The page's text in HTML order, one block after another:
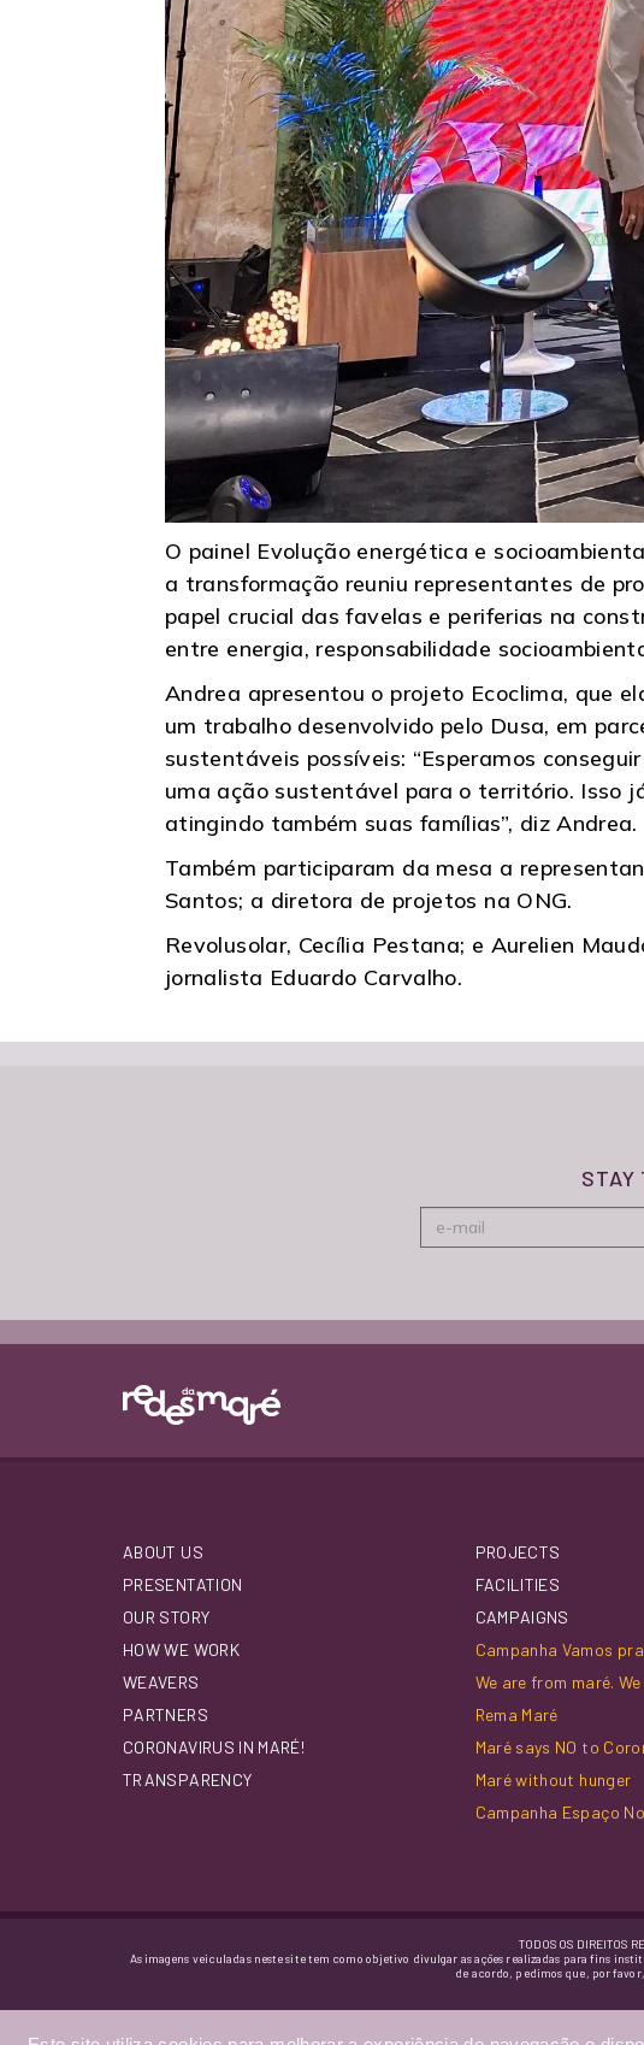
O painel Evolução energética e
a transformação reuniu representantes de
papel crucial das favelas e periferias na
entre energia, responsabilidade
Andrea apresentou o projeto Ecoclima, que
um trabalho desenvolvido pelo Dusa, em
sustentáveis possíveis: “Esperamos
uma ação sustentável para o território. Isso
atingindo também suas famílias”, diz Andrea.
Também participaram da mesa a
Santos; a diretora de projetos na ONG.
Revolusolar, Cecília Pestana; e Aurelien
jornalista Eduardo Carvalho.
STAY
ABOUT US
PRESENTATION
OUR STORY
HOW WE WORK
WEAVERS
PARTNERS
CORONAVIRUS IN MARÉ!
TRANSPARENCY
PROJECTS
FACILITIES
CAMPAIGNS
Campanha Vamos
We are from maré.
Rema Maré
Maré says NO to
Maré without hunger
Campanha Espaço
TODOS OS DIREITOS
As imagens veiculadas neste site tem como objetivo divulgar as ações realizadas para fins
de acordo, pedimos que, por